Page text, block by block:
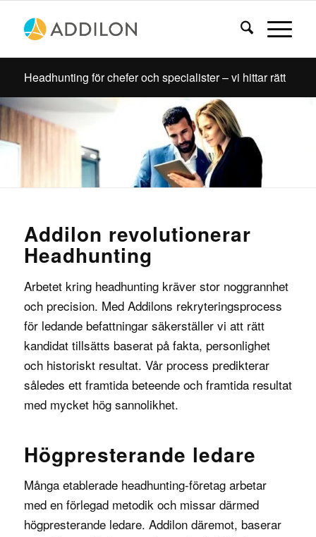
Headhunting för chefer och specialister – vi hittar rätt
Addilon revolutionerar
Headhunting
Arbetet kring headhunting kräver stor noggrannhet
och precision. Med Addilons rekryteringsprocess
för ledande befattningar säkerställer vi att rätt
kandidat tillsätts baserat på fakta, personlighet
och historiskt resultat. Vår process predikterar
således ett framtida beteende och framtida resultat
med mycket hög sannolikhet.
Högpresterande ledare
Många etablerade headhunting-företag arbetar
med en förlegad metodik och missar därmed
högpresterande ledare. Addilon däremot, baserar